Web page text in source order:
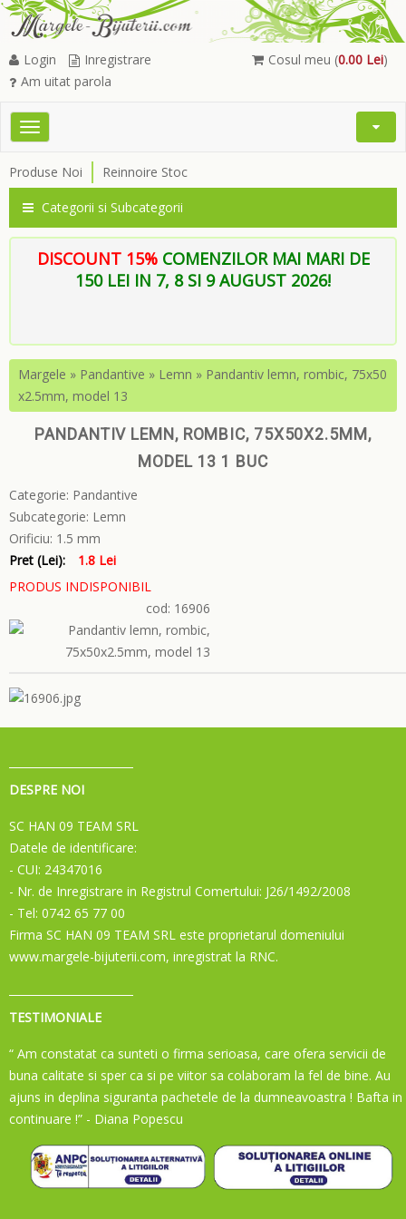
Cosul meu (0.00 Lei)
Login
Inregistrare
Am uitat parola
Toggle
Open
Produse Noi Reinnoire Stoc
Categorii si Subcategorii
DISCOUNT 15% COMENZILOR MAI MARI DE
150 LEI IN 7, 8 SI 9 AUGUST 2026!
Margele » Pandantive » Lemn » Pandantiv lemn, rombic, 75x50
x2.5mm, model 13
PANDANTIV LEMN, ROMBIC, 75X50X2.5MM,
MODEL 13 1 BUC
Categorie: Pandantive
Subcategorie: Lemn
Orificiu: 1.5 mm
Pret (Lei):
1.8 Lei
PRODUS INDISPONIBIL
cod: 16906
DESPRE NOI
SC HAN 09 TEAM SRL
Datele de identificare:
- CUI: 24347016
- Nr. de Inregistrare in Registrul Comertului: J26/1492/2008
- Tel: 0742 65 77 00
Firma SC HAN 09 TEAM SRL este proprietarul domeniului
www.margele-bijuterii.com, inregistrat la RNC.
TESTIMONIALE
“ Am constatat ca sunteti o firma serioasa, care ofera servicii de
buna calitate si sper ca si pe viitor sa colaboram la fel de bine. Au
ajuns in deplina siguranta pachetele de la dumneavoastra ! Bafta in
continuare !” - Diana Popescu